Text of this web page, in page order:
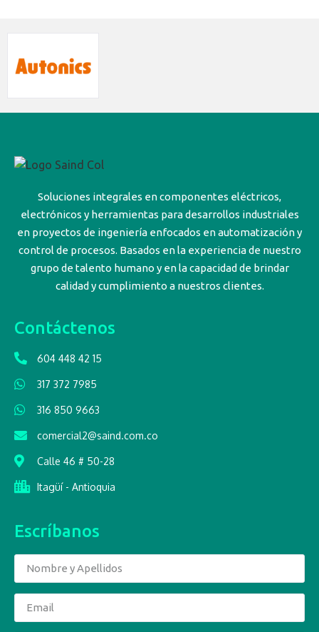
Soluciones integrales en componentes eléctricos,
electrónicos y herramientas para desarrollos industriales
en proyectos de ingeniería enfocados en automatización y
control de procesos. Basados en la experiencia de nuestro
grupo de talento humano y en la capacidad de brindar
calidad y cumplimiento a nuestros clientes.
Contáctenos
604 448 42 15
317 372 7985
316 850 9663
comercial2@saind.com.co
Calle 46 # 50-28
Itagüí - Antioquia
Escríbanos